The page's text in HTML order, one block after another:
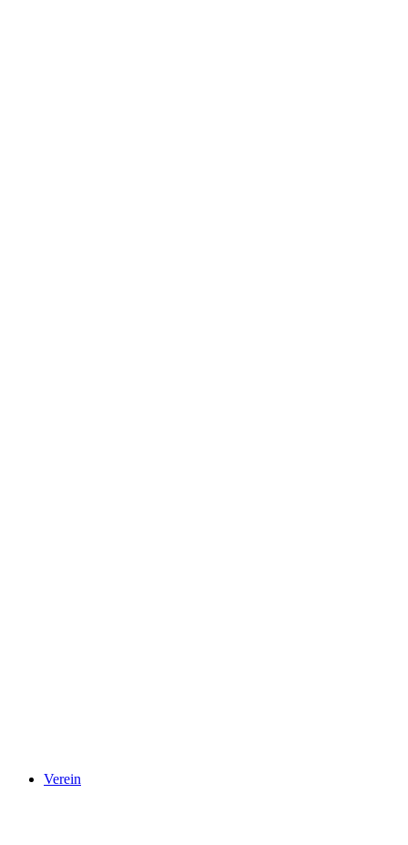
Verein